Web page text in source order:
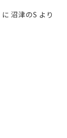
に沼津のS より